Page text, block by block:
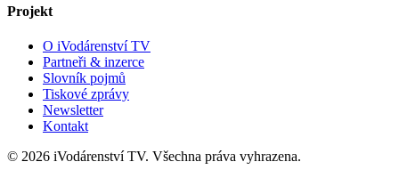
Projekt
O iVodárenství TV
Partneři & inzerce
Slovník pojmů
Tiskové zprávy
Newsletter
Kontakt
© 2026 iVodárenství TV. Všechna práva vyhrazena.